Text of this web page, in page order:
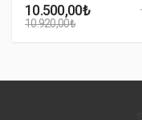
10.500,00₺
10.920,00₺